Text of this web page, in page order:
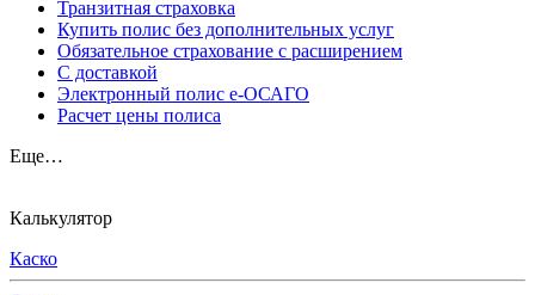
Транзитная страховка
Купить полис без дополнительных услуг
Обязательное страхование с расширением
С доставкой
Электронный полис е-ОСАГО
Расчет цены полиса
Еще…
Калькулятор
Каско